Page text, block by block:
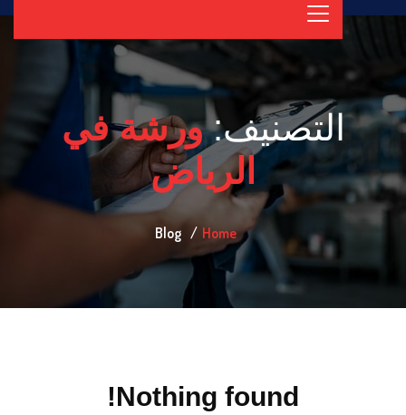
التصنيف:ورشة في
الرياض
Home
Blog
Nothing found!